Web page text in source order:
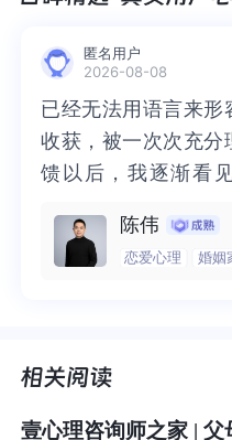
“全职妈妈”通常指原本有
女性。她们时刻以孩子和
子、家庭，把照顾孩子和
019）。
不容易之一：高期待的枷锁
匿名用户
2026-08-08
已经无法用语言来形
收获，被一次次充分
馈以后，我逐渐看
清晰，也慢慢找回了
虽然不知道还要有多
这里，让我真切的感
已经无法用语言来形
收获，被一次次充分
馈以后，我逐渐看
也慢慢找回了内在的
知道还要有多久的路
让我真切的感受到了
陈伟
恋爱心理 婚姻
壹心理咨询师之家 | 父